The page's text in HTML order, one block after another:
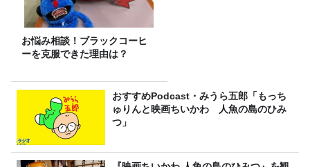
お悩み相談！ブラックコーヒ
ーを克服できた理由は？
おすすめPodcast・みうら五郎「もっち
ゅりんと映画ちいかわ 人魚の島のひみ
つ」